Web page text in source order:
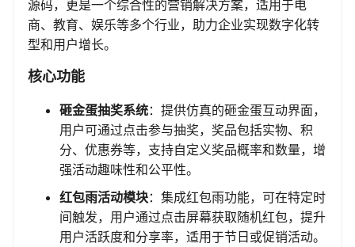
源码，更是一个综合性的营销解决方案，适用于电
商、教育、娱乐等多个行业，助力企业实现数字化转
型和用户增长。
核心功能
砸金蛋抽奖系统：提供仿真的砸金蛋互动界面，
用户可通过点击参与抽奖，奖品包括实物、积
分、优惠券等，支持自定义奖品概率和数量，增
强活动趣味性和公平性。
红包雨活动模块：集成红包雨功能，可在特定时
间触发，用户通过点击屏幕获取随机红包，提升
用户活跃度和分享率，适用于节日或促销活动。